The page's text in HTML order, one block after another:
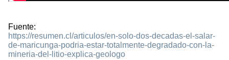
Fuente:
https://resumen.cl/articulos/en-solo-dos-decadas-el-salar-
de-maricunga-podria-estar-totalmente-degradado-con-la-
mineria-del-litio-explica-geologo